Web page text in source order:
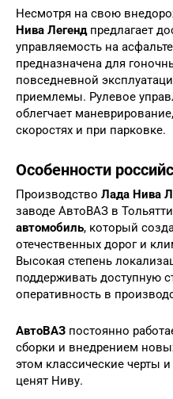
Несмотря на свою
Нива Легендпредлагает
управляемость на
предназначена для
повседневной
приемлемы. Рулевое
облегчает
скоростях и при парковке.
Особенности
Производство Лада Нива
заводе АвтоВАЗ в
автомобиль, который
отечественных дорог и
Высокая степень
поддерживать доступную
оперативность в
АвтоВАЗ постоянно
сборки и внедрением
этом классические черты
ценят Ниву.